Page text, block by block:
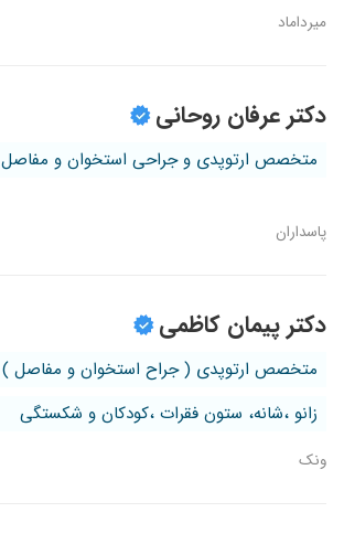
میرداماد
دکتر عرفان روحانی
متخصص ارتوپدی و جراحی استخوان و مفاصل
پاسداران
دکتر پیمان کاظمی
متخصص ارتوپدی ( جراح استخوان و مفاصل )
زانو ،شانه، ستون فقرات ،کودکان و شکستگی
ونک